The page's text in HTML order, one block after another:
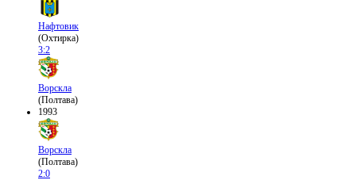
Нафтовик
(Охтирка)
3:2
Ворскла
(Полтава)
1993
Ворскла
(Полтава)
2:0